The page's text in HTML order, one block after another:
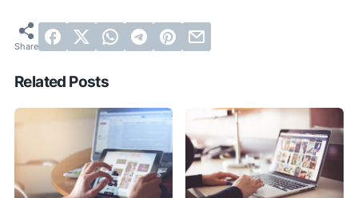
Related Posts